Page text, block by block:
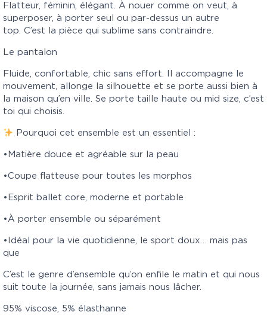
Flatteur, féminin, élégant. À nouer comme on veut, à
superposer, à porter seul ou par-dessus un autre
top. C’est la pièce qui sublime sans contraindre.
Le pantalon
Fluide, confortable, chic sans effort. Il accompagne le
mouvement, allonge la silhouette et se porte aussi bien à
la maison qu’en ville. Se porte taille haute ou mid size, c’est
toi qui choisis.
Pourquoi cet ensemble est un essentiel :
•Matière douce et agréable sur la peau
•Coupe flatteuse pour toutes les morphos
•Esprit ballet core, moderne et portable
•À porter ensemble ou séparément
•Idéal pour la vie quotidienne, le sport doux… mais pas
que
C’est le genre d’ensemble qu’on enfile le matin et qui nous
suit toute la journée, sans jamais nous lâcher.
95% viscose, 5% élasthanne